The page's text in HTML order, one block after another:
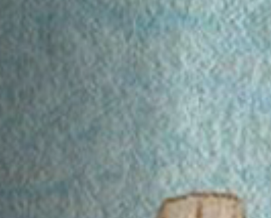
Off Festival
Junges Publikum
Presse / Pro